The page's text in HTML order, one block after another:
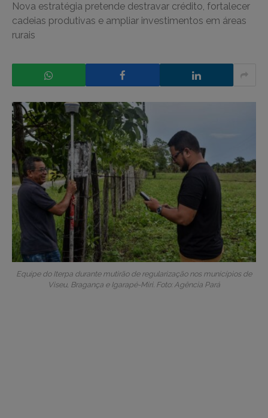
Nova estratégia pretende destravar crédito, fortalecer
cadeias produtivas e ampliar investimentos em áreas
rurais
Equipe do Iterpa durante mutirão de regularização nos municípios de
Viseu, Bragança e Igarapé-Miri. Foto: Agência Pará